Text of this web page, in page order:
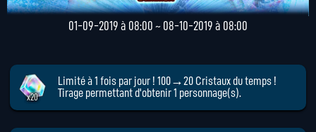
01-09-2019 à 08:00 ~ 08-10-2019 à 08:00
x20
Limité à 1 fois par jour ! 100→20 Cristaux du temps !
Tirage permettant d'obtenir 1 personnage(s).